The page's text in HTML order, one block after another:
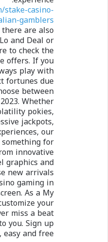
stake-casino-
gamblers/
are also
and Deal or
to check the
offers. If you
play with
fortunes due
between
Whether
pokies,
jackpots,
our
for
innovative
graphics and
new arrivals
gaming in
As a My
your
miss a beat
you. Sign up
and free!